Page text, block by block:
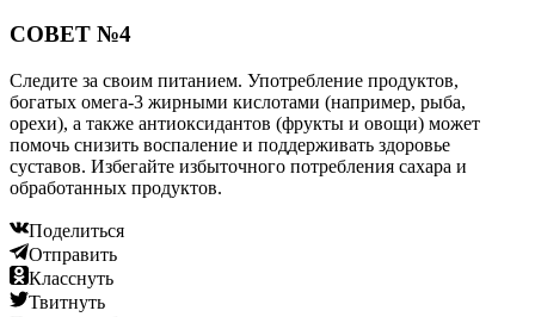
СОВЕТ №4
Следите за своим питанием. Употребление продуктов,
богатых омега-3 жирными кислотами (например, рыба,
орехи), а также антиоксидантов (фрукты и овощи) может
помочь снизить воспаление и поддерживать здоровье
суставов. Избегайте избыточного потребления сахара и
обработанных продуктов.
Поделиться
Отправить
Класснуть
Твитнуть